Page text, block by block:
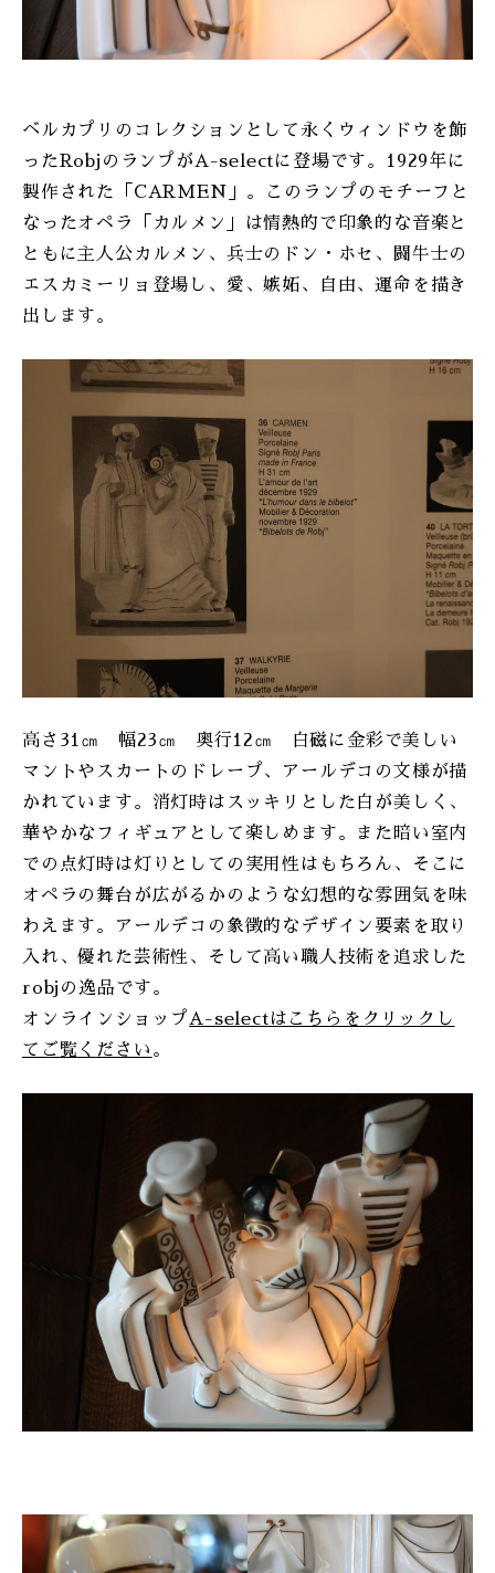
ベルカプリのコレクションとして永くウィンドウを飾
ったRobjのランプがA-selectに登場です。1929年に
製作された「CARMEN」。このランプのモチーフと
なったオペラ「カルメン」は情熱的で印象的な音楽と
ともに主人公カルメン、兵士のドン・ホセ、闘牛士の
エスカミーリョ登場し、愛、嫉妬、自由、運命を描き
出します。
高さ31㎝ 幅23㎝ 奥行12㎝ 白磁に金彩で美しい
マントやスカートのドレープ、アールデコの文様が描
かれています。消灯時はスッキリとした白が美しく、
華やかなフィギュアとして楽しめます。また暗い室内
での点灯時は灯りとしての実用性はもちろん、そこに
オペラの舞台が広がるかのような幻想的な雰囲気を味
わえます。アールデコの象徴的なデザイン要素を取り
入れ、優れた芸術性、そして高い職人技術を追求した
robjの逸品です。
オンラインショップ A-selectはこちらをクリックし
てご覧ください 。